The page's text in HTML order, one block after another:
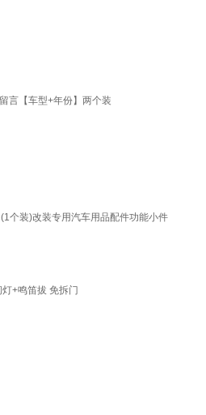
言【车型+年份】两个装
个装)改装专用汽车用品配件功能小件
+鸣笛拔 免拆门